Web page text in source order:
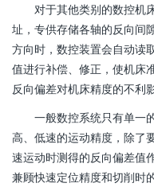
对于其他类别的数控机床
址，专供存储各轴的反向间
方向时，数控装置会自动读
值进行补偿、修正，使机床
反向偏差对机床精度的不利影
一般数控系统只有单一的
高、低速的运动精度，除了
速运动时测得的反向偏差值
兼顾快速定位精度和切削时